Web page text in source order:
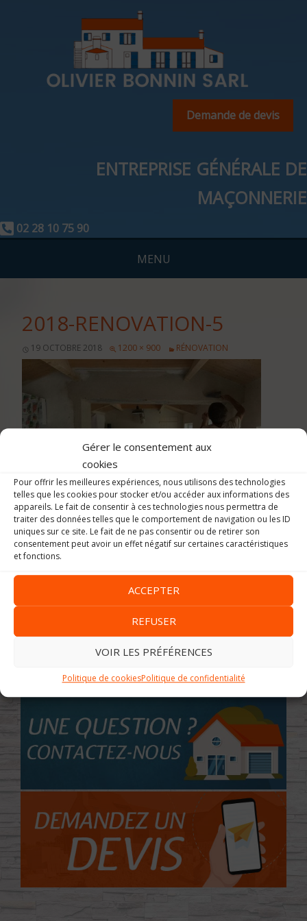
Gérer le consentement aux
cookies
Pour offrir les meilleures expériences, nous utilisons des technologies
telles que les cookies pour stocker et/ou accéder aux informations des
appareils. Le fait de consentir à ces technologies nous permettra de
traiter des données telles que le comportement de navigation ou les ID
uniques sur ce site. Le fait de ne pas consentir ou de retirer son
consentement peut avoir un effet négatif sur certaines caractéristiques
et fonctions.
ACCEPTER
REFUSER
VOIR LES PRÉFÉRENCES
Politique de cookiesPolitique de confidentialité
Demande de devis
ENTREPRISE GÉNÉRALE DE
MAÇONNERIE
02 28 10 75 90
2018-RENOVATION-5
19 OCTOBRE 2018 1200 × 900 RÉNOVATION